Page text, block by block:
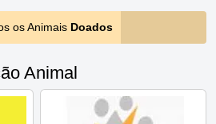
os Animais Doados
Animal